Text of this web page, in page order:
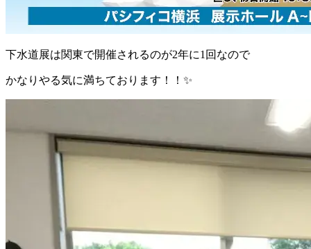
下水道展は関東で開催されるのが2年に1回なので
かなりやる気に満ちております！！✨